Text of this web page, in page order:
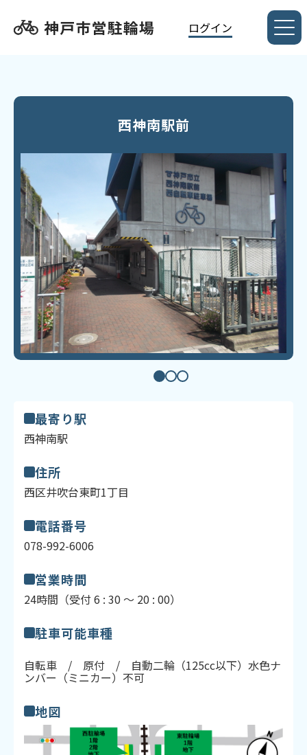
ログイン
西神南駅前
最寄り駅
西神南駅
住所
西区井吹台東町1丁目
電話番号
078-992-6006
営業時間
24時間（受付 6 : 30 ～ 20 : 00）
駐車可能車種
自転車 / 原付 / 自動二輪（125cc以下）水色ナ
ンバー（ミニカー）不可
地図